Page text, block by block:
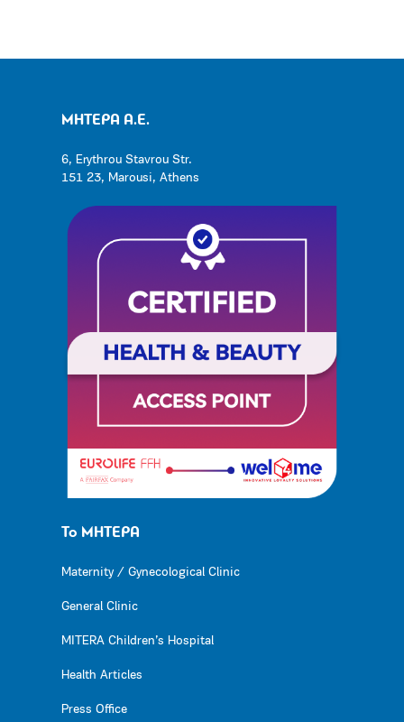
ΜΗΤΕΡΑ Α.Ε.
6, Erythrou Stavrou Str.
151 23, Marousi, Athens
Το ΜΗΤΕΡΑ
Maternity / Gynecological Clinic
General Clinic
MITERA Children’s Hospital
Health Articles
Press Office